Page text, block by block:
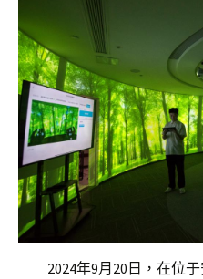
2024年9月20日，在位